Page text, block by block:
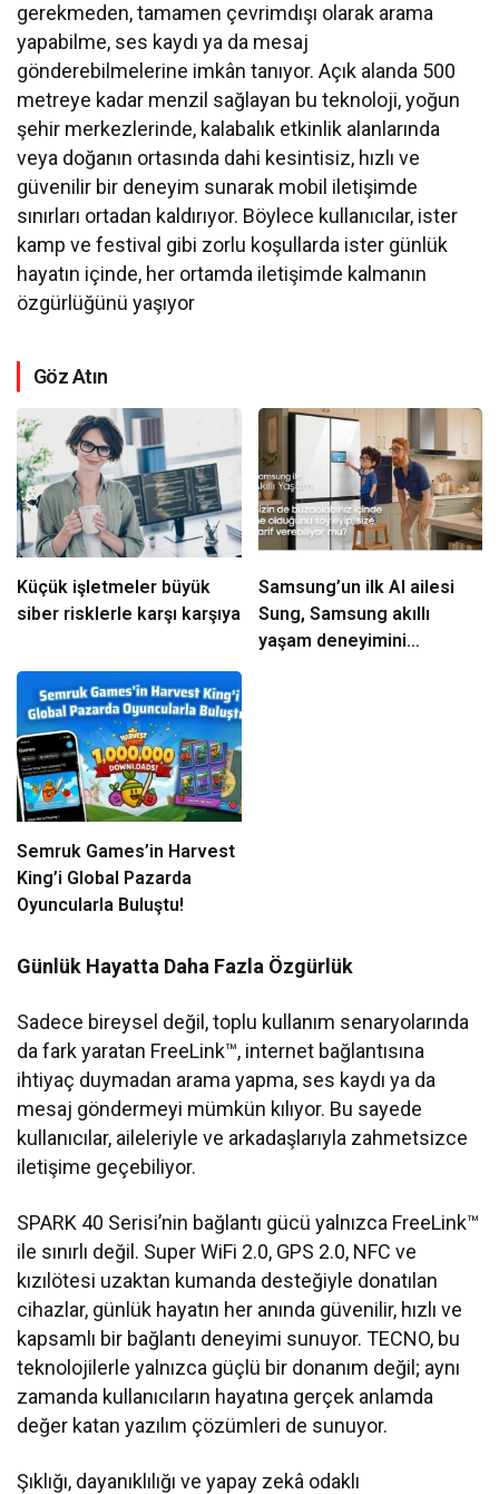
gerekmeden, tamamen çevrimdışı olarak arama
yapabilme, ses kaydı ya da mesaj
gönderebilmelerine imkân tanıyor. Açık alanda 500
metreye kadar menzil sağlayan bu teknoloji, yoğun
şehir merkezlerinde, kalabalık etkinlik alanlarında
veya doğanın ortasında dahi kesintisiz, hızlı ve
güvenilir bir deneyim sunarak mobil iletişimde
sınırları ortadan kaldırıyor. Böylece kullanıcılar, ister
kamp ve festival gibi zorlu koşullarda ister günlük
hayatın içinde, her ortamda iletişimde kalmanın
özgürlüğünü yaşıyor
Göz Atın
Küçük işletmeler büyük
siber risklerle karşı karşıya
Samsung’un ilk AI ailesi
Sung, Samsung akıllı
yaşam deneyimini
Semruk Games’in Harvest
King’i Global Pazarda
Oyuncularla Buluştu!
Günlük Hayatta Daha Fazla Özgürlük
Sadece bireysel değil, toplu kullanım senaryolarında
da fark yaratan FreeLink™, internet bağlantısına
ihtiyaç duymadan arama yapma, ses kaydı ya da
mesaj göndermeyi mümkün kılıyor. Bu sayede
kullanıcılar, aileleriyle ve arkadaşlarıyla zahmetsizce
iletişime geçebiliyor.
SPARK 40 Serisi’nin bağlantı gücü yalnızca FreeLink™
ile sınırlı değil. Super WiFi 2.0, GPS 2.0, NFC ve
kızılötesi uzaktan kumanda desteğiyle donatılan
cihazlar, günlük hayatın her anında güvenilir, hızlı ve
kapsamlı bir bağlantı deneyimi sunuyor. TECNO, bu
teknolojilerle yalnızca güçlü bir donanım değil; aynı
zamanda kullanıcıların hayatına gerçek anlamda
değer katan yazılım çözümleri de sunuyor.
Şıklığı, dayanıklılığı ve yapay zekâ odaklı